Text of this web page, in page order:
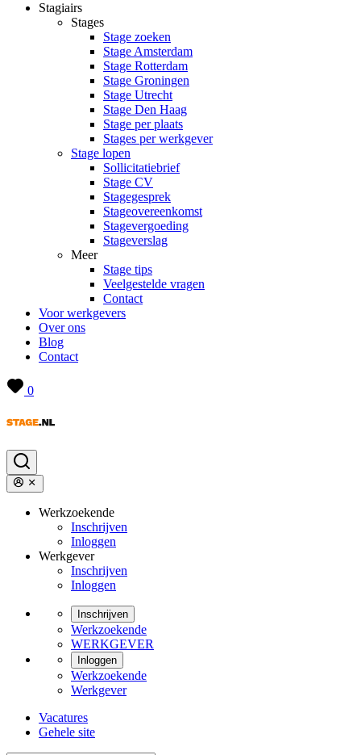
Stagiairs
Stages
Stage zoeken
Stage Amsterdam
Stage Rotterdam
Stage Groningen
Stage Utrecht
Stage Den Haag
Stage per plaats
Stages per werkgever
Stage lopen
Sollicitatiebrief
Stage CV
Stagegesprek
Stageovereenkomst
Stagevergoeding
Stageverslag
Meer
Stage tips
Veelgestelde vragen
Contact
Voor werkgevers
Over ons
Blog
Contact
0
Werkzoekende
Inschrijven
Inloggen
Werkgever
Inschrijven
Inloggen
Inschrijven
Werkzoekende
WERKGEVER
Inloggen
Werkzoekende
Werkgever
Vacatures
Gehele site